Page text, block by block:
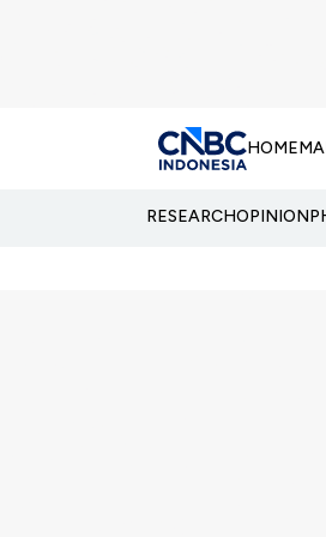
HOME
RESEARCHOPINION